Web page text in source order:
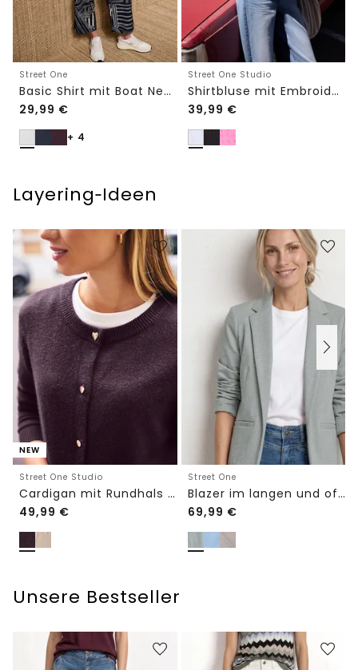
Street One
Basic Shirt mit Boat Neck und Elastikbund
29,99 €
+ 4
Street One Studio
Shirtbluse mit Embroidery-Front
39,99 €
Layering‑Ideen
NEW
Street One Studio
Cardigan mit Rundhals und Knöpfen
49,99 €
Street One
Blazer im langen und offenen Schnitt
69,99 €
Unsere Bestseller